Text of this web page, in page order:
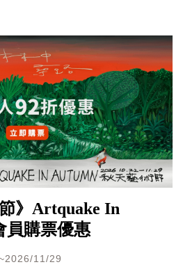
》Artquake In
員購票優惠
11/29